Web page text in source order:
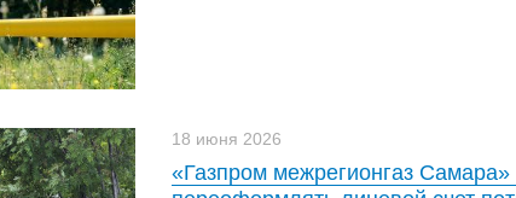
18 июня 2026
«Газпром межрегионгаз